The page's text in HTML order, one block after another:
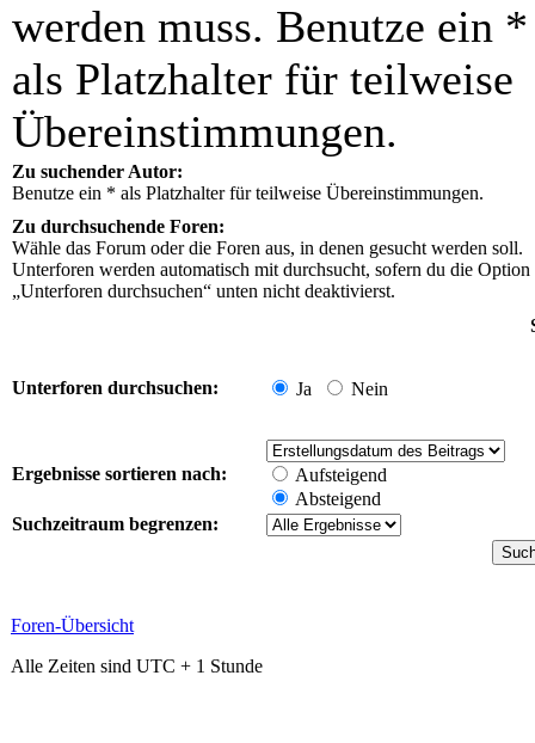
werden muss. Benutze ein *
als Platzhalter für teilweise
Übereinstimmungen.
Zu suchender Autor:
Benutze ein * als Platzhalter für teilweise Übereinstimmungen.
Zu durchsuchende Foren:
Wähle das Forum oder die Foren aus, in denen gesucht werden soll.
Unterforen werden automatisch mit durchsucht, sofern du die Option
„Unterforen durchsuchen“ unten nicht deaktivierst.
Unterforen durchsuchen: Ja Nein
Ergebnisse sortieren nach:
Aufsteigend
Absteigend
Suchzeitraum begrenzen:
Foren-Übersicht
Alle Zeiten sind UTC + 1 Stunde